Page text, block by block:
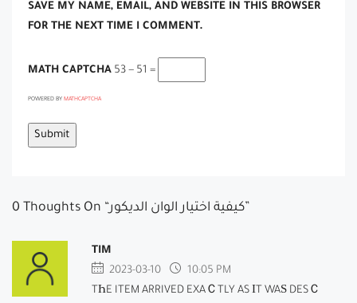
SAVE MY NAME, EMAIL, AND WEBSITE IN THIS BROWSER
FOR THE NEXT TIME I COMMENT.
MATH CAPTCHA 53 − 51 =
POWERED BY MATHCAPTCHA
0 Thoughts On “كيفية اختيار الوان الديكور”
TIM
2023-03-10
10:05 PM
TҺE ITEM ARRIVED EXAＣTLY AS ІT WAЅ DESＣ